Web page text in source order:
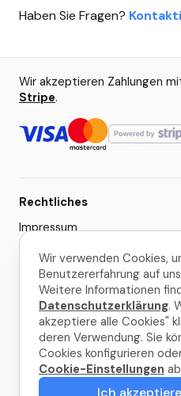
Haben Sie Fragen?
Wir akzeptieren Zahlungen
Stripe.
Rechtliches
Impressum
AGB
Datenschutzerklärung
Cookie-Einstellungen
© 2026 La Palma Travel
Gemacht mit
in La Palma
Wir verwenden Cookies,
Benutzererfahrung auf
Weitere Informationen
Datenschutzerklärung.
akzeptiere alle Cookies"
deren Verwendung. Sie
Cookies konfigurieren
Cookie-Einstellungen
Ich